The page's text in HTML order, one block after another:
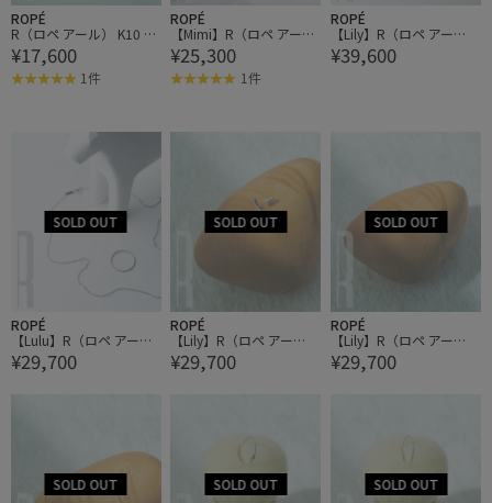
ROPÉ
R（ロペ アール） K10 ピ
ンクパール5粒カーブラ
インピアス(片耳)
¥17,600
1件
ROPÉ
【Mimi】R（ロペ アー
ル）PT ベネチアン45チ
ェーンショートネックレ
ス
¥25,300
1件
ROPÉ
【Lily】R（ロペ アー
ル）PT ベネチアン70チ
ェーンショートネックレ
¥39,600
ROPÉ
【Lulu】R（ロペ アー
ル）PT スクリューチェ
ーンショートネックレス
¥29,700
ROPÉ
【Lily】R（ロペ アー
ル）PT ラインモチーフ
ピアス
¥29,700
ROPÉ
【Lily】R（ロペ アー
ル）PT ラインモチーフ
クライマーピアス
¥29,700